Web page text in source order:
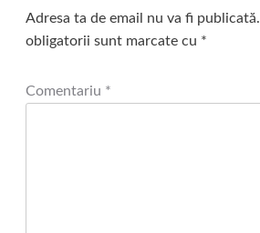
Adresa ta de email nu va fi publicată.
obligatorii sunt marcate cu *
Comentariu *